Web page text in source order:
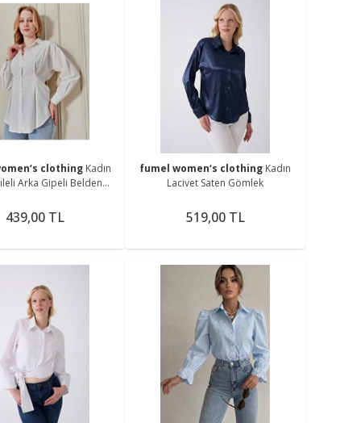
clothing Kadın
Arka Gipeli Belden
439,00 TL
fumel women‘s clothing Kadın
Lacivet Saten Gömlek
519,00 TL